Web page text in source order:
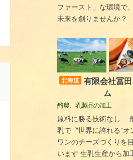
ファースト」な環境で
未来を創りませんか？
北海道
有限会社冨
ム
酪農、乳製品の加工
原料に勝る技術なし
乳で〝世界に誇れる”オ
ワンのチーズづくりを
います 生乳生産から加